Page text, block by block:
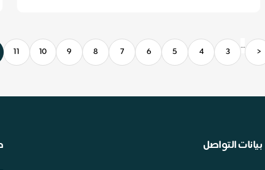
<
…
3
4
5
6
7
8
9
10
11
بيانات التواصل